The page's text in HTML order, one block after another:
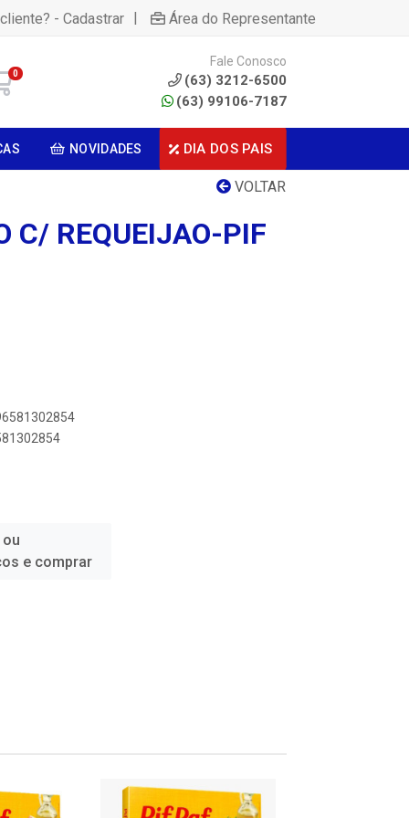
- Cadastrar | Área do Representante
0
Fale Conosco
(63) 3212-6500
(63) 99106-7187
NOVIDADES DIA DOS PAIS
VOLTAR
C/ REQUEIJAO-PIF
e comprar